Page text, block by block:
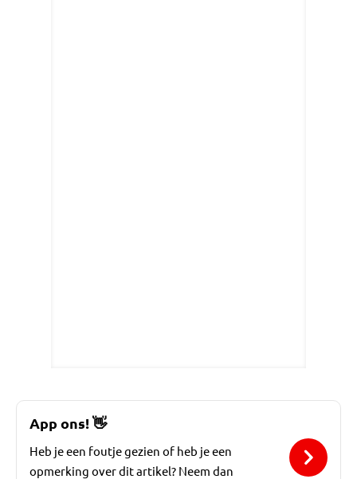
App ons!👋
Heb je een foutje gezien of heb je een
opmerking over dit artikel? Neem dan